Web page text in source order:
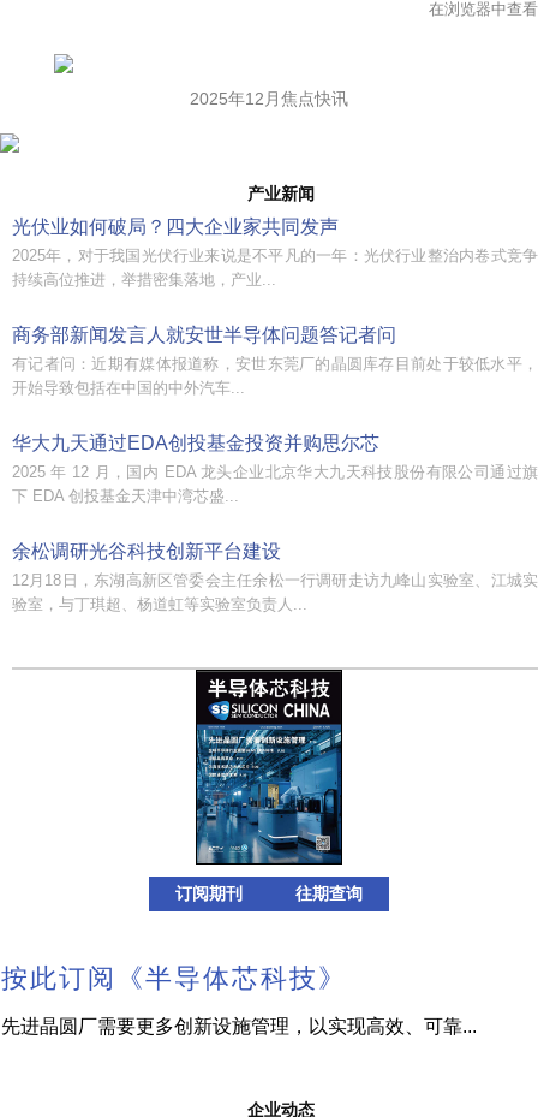
在浏览器中查看
2025年12月焦点快讯
产业新闻
光伏业如何破局？四大企业家共同发声
2025年，对于我国光伏行业来说是不平凡的一年：光伏行业整治内卷式竞争
持续高位推进，举措密集落地，产业...
商务部新闻发言人就安世半导体问题答记者问
有记者问：近期有媒体报道称，安世东莞厂的晶圆库存目前处于较低水平，
开始导致包括在中国的中外汽车...
华大九天通过EDA创投基金投资并购思尔芯
2025 年 12 月，国内 EDA 龙头企业北京华大九天科技股份有限公司通过旗
下 EDA 创投基金天津中湾芯盛...
余松调研光谷科技创新平台建设
12月18日，东湖高新区管委会主任余松一行调研走访九峰山实验室、江城实
验室，与丁琪超、杨道虹等实验室负责人...
订阅期刊 往期查询
按此订阅《半导体芯科技》
先进晶圆厂需要更多创新设施管理，以实现高效、可靠...
企业动态